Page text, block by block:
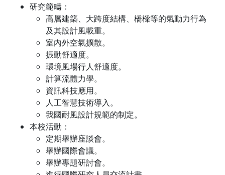
研究範疇：
高層建築、大跨度結構、橋樑等的氣動力行為
及其設計風載重。
室內外空氣擴散。
振動舒適度。
環境風場行人舒適度。
計算流體力學。
資訊科技應用。
人工智慧技術導入。
我國耐風設計規範的制定。
本校活動：
定期舉辦座談會。
舉辦國際會議。
舉辦專題研討會。